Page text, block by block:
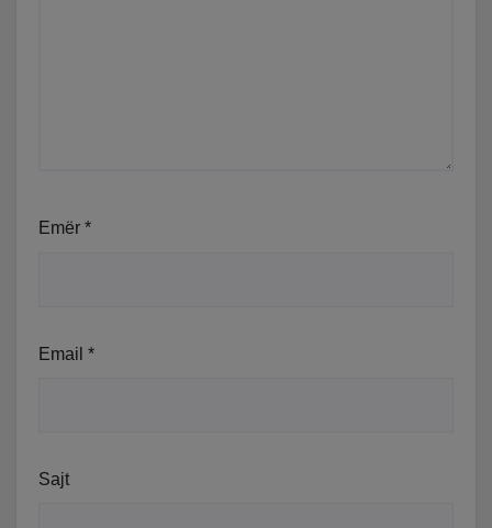
Emër *
Email *
Sajt